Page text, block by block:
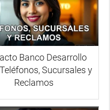
Banco Desarrollo
Sucursales y
Reclamos